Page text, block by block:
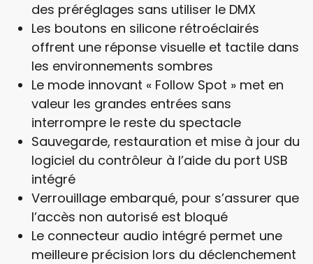
des préréglages sans utiliser le DMX
Les boutons en silicone rétroéclairés
offrent une réponse visuelle et tactile dans
les environnements sombres
Le mode innovant « Follow Spot » met en
valeur les grandes entrées sans
interrompre le reste du spectacle
Sauvegarde, restauration et mise à jour du
logiciel du contrôleur à l’aide du port USB
intégré
Verrouillage embarqué, pour s’assurer que
l’accès non autorisé est bloqué
Le connecteur audio intégré permet une
meilleure précision lors du déclenchement